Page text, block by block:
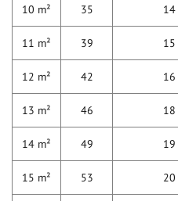
10 m² 35 14
11 m² 39 15
12 m² 42 16
13 m² 46 18
14 m² 49 19
15 m² 53 20